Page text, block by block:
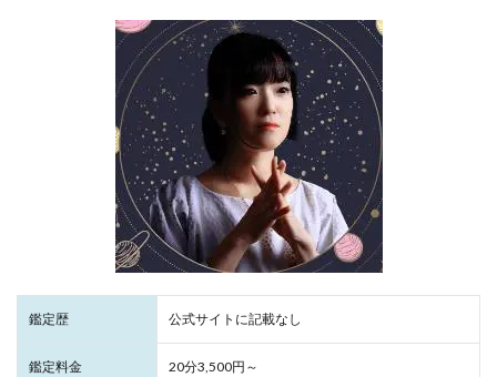
鑑定歴 公式サイトに記載なし
鑑定料金 20分3,500円～